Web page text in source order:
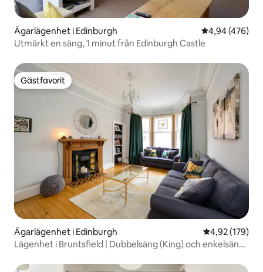
Ägarlägenhet i Edinburgh 4,94 av 5 i
4,94 (476)
Utmärkt en säng, 1 minut från Edinburgh Castle
Gästfavorit
Gästfavorit
Ägarlägenhet i Edinburgh 4,92 av 5 i
4,92 (179)
Lägenhet i Bruntsfield | Dubbelsäng (King) och enkelsäng |